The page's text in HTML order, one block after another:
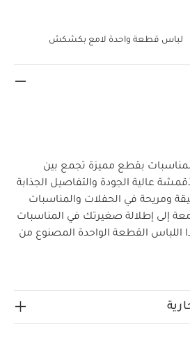
لباس قطعة واحدة لامع بكشكش
بقطع مميزة تجمع بين
عالية الجودة والتفاصيل الجذابة
ومريحة في الحفلات والمناسبات
إلى إطلالة صغيرتك في المناسبات
اللباس القطعة الواحدة المصنوع من
لسهولة الارتداء والتغيير بدون
لامعة
أكمام طويلة بتصميم